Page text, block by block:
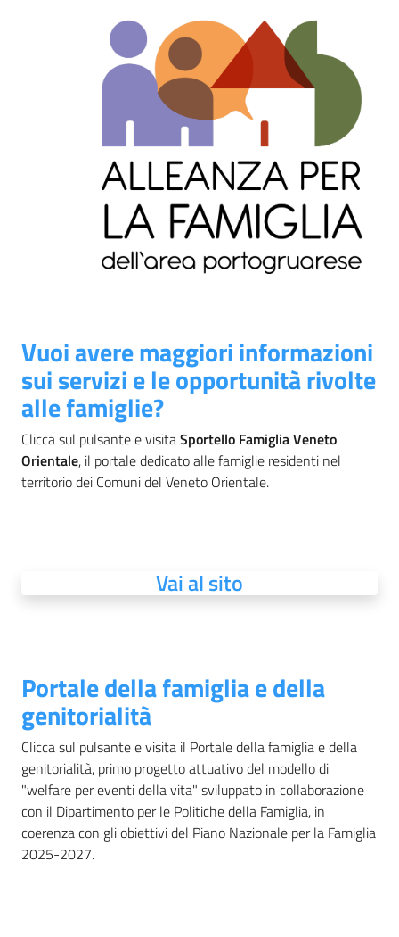
Vuoi avere maggiori informazioni
sui servizi e le opportunità rivolte
alle famiglie?
Clicca sul pulsante e visitaSportello Famiglia Veneto
Orientale, il portale dedicato alle famiglie residenti nel
territorio dei Comuni del Veneto Orientale.
Vai al sito
Portale della famiglia e della
genitorialità
Clicca sul pulsante e visita il Portale della famiglia e della
genitorialità, primo progetto attuativo del modello di
"welfare per eventi della vita" sviluppato in collaborazione
con il Dipartimento per le Politiche della Famiglia, in
coerenza con gli obiettivi del Piano Nazionale per la Famiglia
2025-2027.